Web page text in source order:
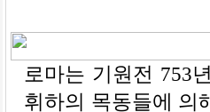
로마는 기원전 753
휘하의 목동들에 의